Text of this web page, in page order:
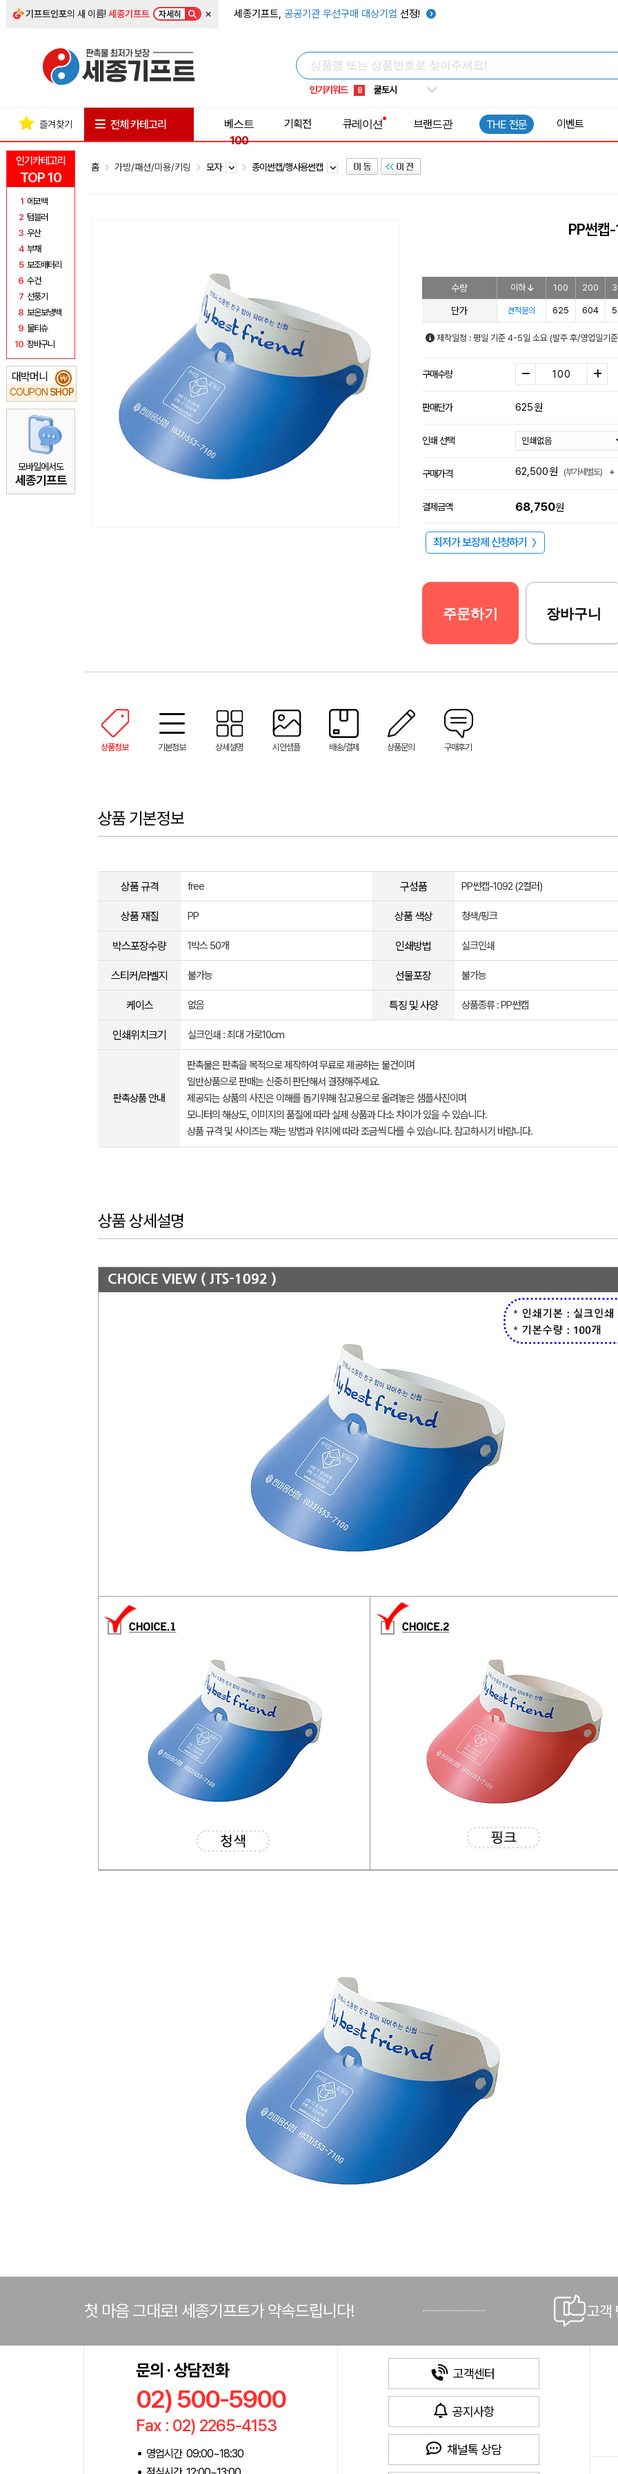
기프트인포의 새 이름!세종기프트 자세히 × 세종기프트, 공공기관 우선구매 대상기업 선정!
인기키워드
5 키캡
8 쿨토시
9 넥쿨러
1 선풍기
인기카테고리
TOP 10
1 에코백
2 텀블러
3 우산
4 부채
5 보조배터리
6 수건
7 선풍기
8 보온보냉백
9 물티슈
10 장바구니
대박머니
COUPON SHOP
₩
모바일에서도
세종기프트
즐겨찾기 전체 카테고리
베스트
100
기획전 큐레이션 브랜드관 THE 전문 이벤트
홈 가방/패션/미용/키링 모자 종이썬캡/행사용썬캡
PP썬
수량 이하 100 200
단가 견적문의 625 604
제작일정 : 평일 기준 4-5일 소요 (발주 후/영업일기
구매수량
판매단가 625원
인쇄 선택
구매가격 62,500원 (부가세별도) +
결제금액 68,750원
최저가 보장제 신청하기 〉
주문하기 장바구니
상품정보 기본정보 상세설명 시안샘플 배송/결제 상품문의 구매후기
상품 기본정보
상품 규격 free 구성품 PP썬캡-1092 (2컬러)
상품 재질 PP 상품 색상 청색/핑크
박스포장수량 1박스 50개 인쇄방법 실크인쇄
스티커/라벨지 불가능 선물포장 불가능
케이스 없음 특징 및 사양 상품종류 : PP썬캡
인쇄위치크기 실크인쇄 : 최대 가로10cm
판촉상품 안내
판촉물은 판촉을 목적으로 제작하여 무료로 제공하는 물건이며
일반상품으로 판매는 신중히 판단해서 결정해주세요.
제공되는 상품의 사진은 이해를 돕기위해 참고용으로 올려놓은 샘플사진이며
모니터의 해상도, 이미지의 품질에 따라 실제 상품과 다소 차이가 있을 수 있습니다.
상품 규격 및 사이즈는 재는 방법과 위치에 따라 조금씩 다를 수 있습니다. 참고하시기 바랍니다.
상품 상세설명
첫 마음 그대로! 세종기프트가 약속드립니다! 고객
문의 · 상담전화
02) 500-5900
Fax : 02) 2265-4153
영업시간 09:00~18:30
고객센터
공지사항
채널톡 상담